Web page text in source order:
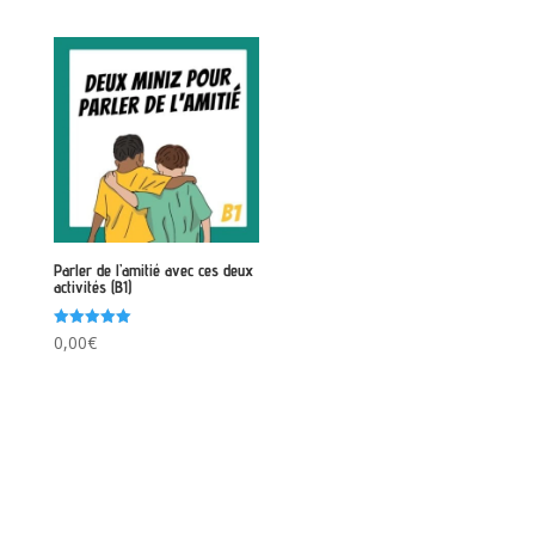
Parler de l’amitié avec ces deux
activités (B1)
Note
5.00
0,00€